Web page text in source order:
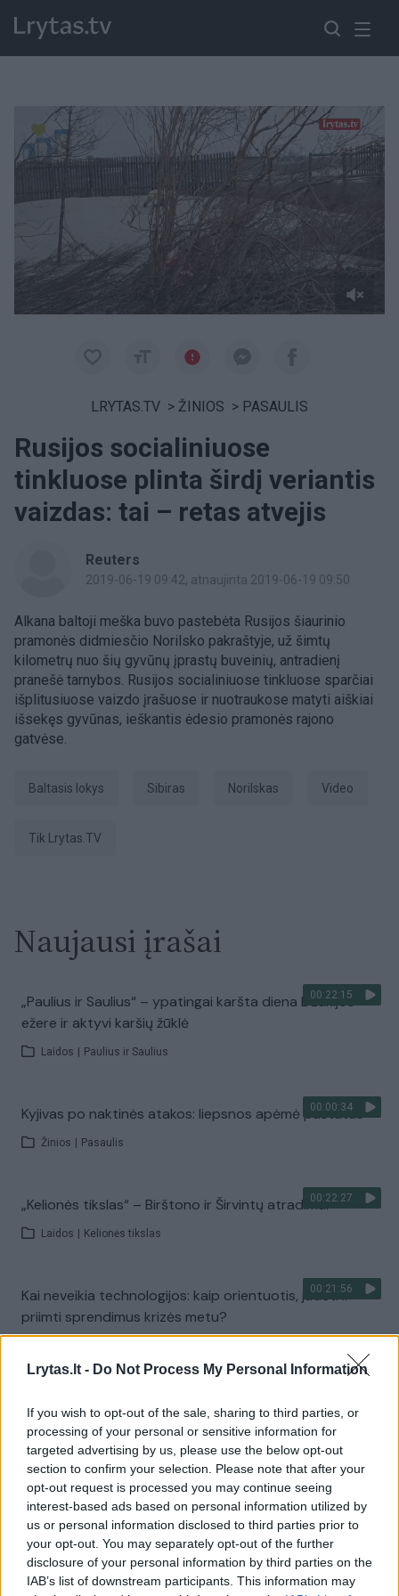
Lrytas.lt - Do Not Process My Personal Information
If you wish to opt-out of the sale, sharing to third parties, or
processing of your personal or sensitive information for
targeted advertising by us, please use the below opt-out
section to confirm your selection. Please note that after your
opt-out request is processed you may continue seeing
interest-based ads based on personal information utilized by
us or personal information disclosed to third parties prior to
your opt-out. You may separately opt-out of the further
disclosure of your personal information by third parties on the
IAB’s list of downstream participants. This information may
Paremkite Ukrainą
LRYTAS.TV > ŽINIOS > PASAULIS
Rusijos socialiniuose
tinkluose plinta širdį veriantis
vaizdas: tai – retas atvejis
Reuters
2019-06-19 09:42, atnaujinta 2019-06-19 09:50
Alkana baltoji meška buvo pastebėta Rusijos šiaurinio
pramonės didmiesčio Norilsko pakraštyje, už šimtų
kilometrų nuo šių gyvūnų įprastų buveinių, antradienį
pranešė tarnybos. Rusijos socialiniuose tinkluose sparčiai
išplitusiuose vaizdo įrašuose ir nuotraukose matyti aiškiai
išsekęs gyvūnas, ieškantis ėdesio pramonės rajono
gatvėse.
baltasis lokys Sibiras Norilskas Video
tik Lrytas.TV
Naujausi įrašai
00:22:15
„Paulius ir Saulius“ – ypatingai karšta diena Dzūkijos
ežere ir aktyvi karšių žūklė
Laidos Paulius ir Saulius
00:00:34
Kyjivas po naktinės atakos: liepsnos apėmė pastatus
Žinios Pasaulis
00:22:27
„Kelionės tikslas“ – Birštono ir Širvintų atradimai
Laidos Kelionės tikslas
00:21:56
Kai neveikia technologijos: kaip orientuotis, judėti ir
priimti sprendimus krizės metu?
Visi įrašai
Žiūrimiausi įrašai
00:00:30
Vaizdai iš tragiškos avarijos Vilniaus r.: dviejų moterų ir
vaiko gyvybių išgelbėti nepavyko